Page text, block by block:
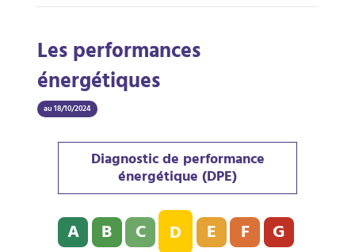
Les performances
énergétiques
au 18/10/2024
Diagnostic de performance
énergétique (DPE)
Diagnostic de performance énergétique (DPE) : D -
A B C D E F G